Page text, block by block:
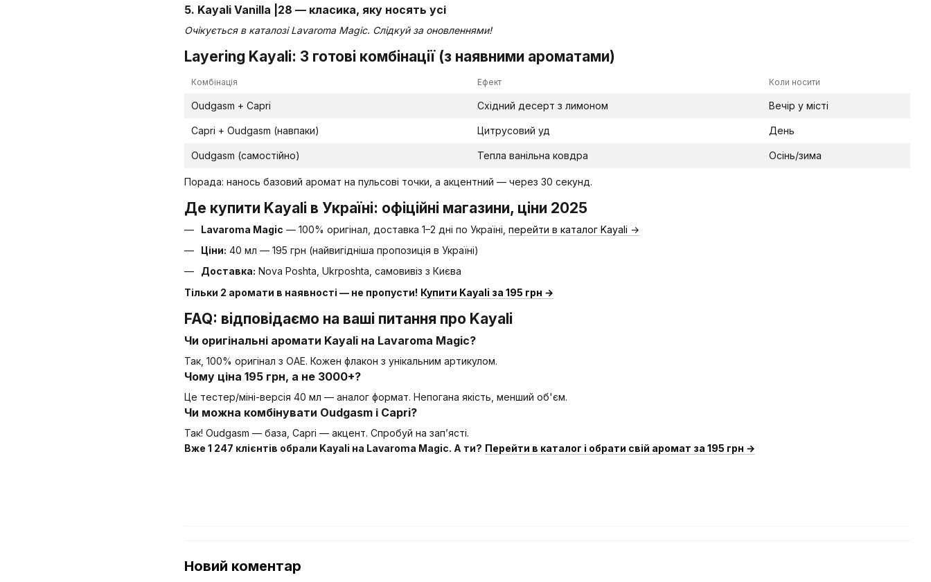
5. Kayali Vanilla |28 — класика, яку носять усі
Очікується в каталозі Lavaroma Magic. Слідкуй за оновленнями!
Layering Kayali: 3 готові комбінації (з наявними ароматами)
Комбінація Ефект Коли носити
Oudgasm + Capri Східний десерт з лимоном Вечір у місті
Capri + Oudgasm (навпаки) Цитрусовий уд День
Oudgasm (самостійно) Тепла ванільна ковдра Осінь/зима
Порада: нанось базовий аромат на пульсові точки, а акцентний — через 30 секунд.
Де купити Kayali в Україні: офіційні магазини, ціни 2025
Lavaroma Magic — 100% оригінал, доставка 1–2 дні по Україні, перейти в каталог Kayali →
Ціни: 40 мл — 195 грн (найвигідніша пропозиція в Україні)
Доставка: Nova Poshta, Ukrposhta, самовивіз з Києва
Тільки 2 аромати в наявності — не пропусти! Купити Kayali за 195 грн →
FAQ: відповідаємо на ваші питання про Kayali
Чи оригінальні аромати Kayali на Lavaroma Magic?
Так, 100% оригінал з ОАЕ. Кожен флакон з унікальним артикулом.
Чому ціна 195 грн, а не 3000+?
Це тестер/міні-версія 40 мл — аналог формат. Непогана якість, менший об'єм.
Чи можна комбінувати Oudgasm і Capri?
Так! Oudgasm — база, Capri — акцент. Спробуй на зап’ясті.
Вже 1 247 клієнтів обрали Kayali на Lavaroma Magic. А ти? Перейти в каталог і обрати свій аромат за 195 грн →
Новий коментар